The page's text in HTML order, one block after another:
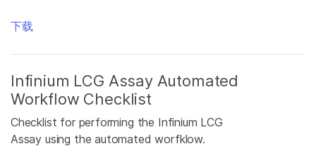
下载
Infinium LCG Assay Automated
Workflow Checklist
Checklist for performing the Infinium LCG
Assay using the automated worfklow.